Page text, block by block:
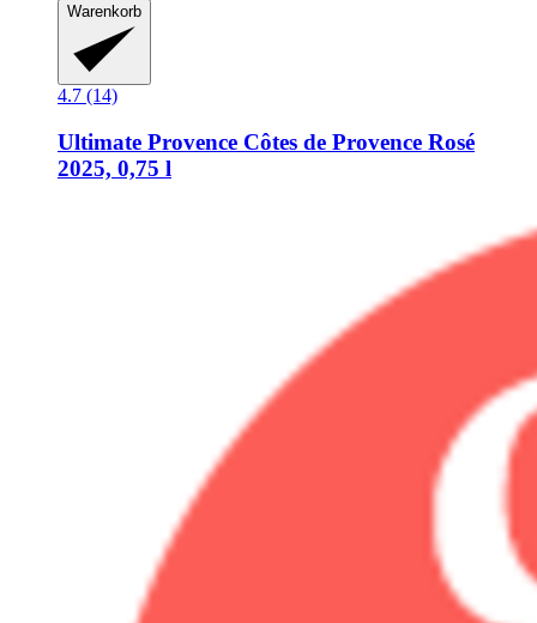
Warenkorb
4.7 (14)
Ultimate Provence Côtes de Provence Rosé
2025, 0,75 l